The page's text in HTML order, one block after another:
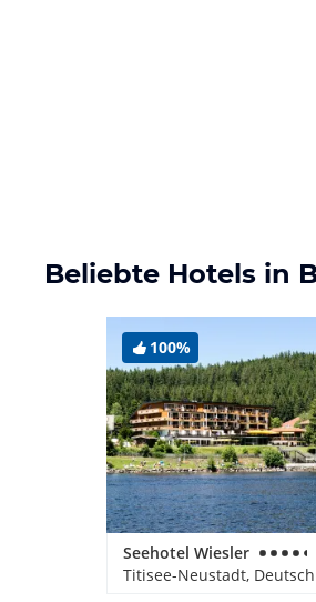
Beliebte Hotels in
100%
Seehotel Wiesler
Titisee-Neustadt,